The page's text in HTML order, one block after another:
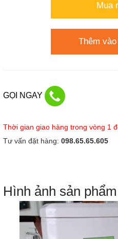
Mua
Thêm
GỌI NGAY
Thời gian giao hàng trong vòng 1
Tư vấn đặt hàng: 098.65.65.605
Hình ảnh sản phẩm